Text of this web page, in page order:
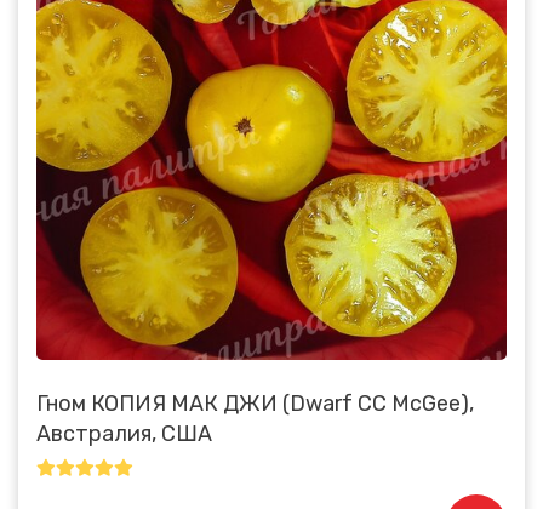
Гном КОПИЯ МАК ДЖИ (Dwarf CC McGee),
Австралия, США